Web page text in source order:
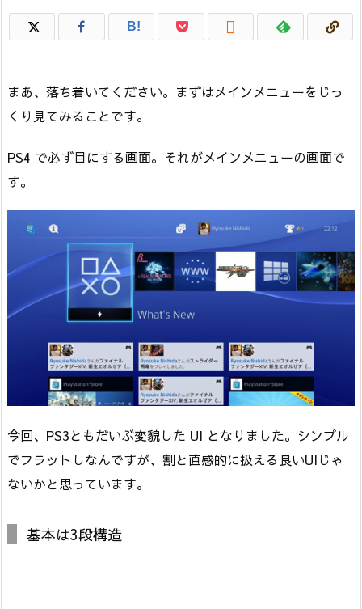
B! 
まあ、落ち着いてください。まずはメインメニューをじっ
くり見てみることです。
PS4 で必ず目にする画面。それがメインメニューの画面で
す。
今回、PS3ともだいぶ変貌した UI となりました。シンプル
でフラットしなんですが、割と直感的に扱える良いUIじゃ
ないかと思っています。
基本は3段構造